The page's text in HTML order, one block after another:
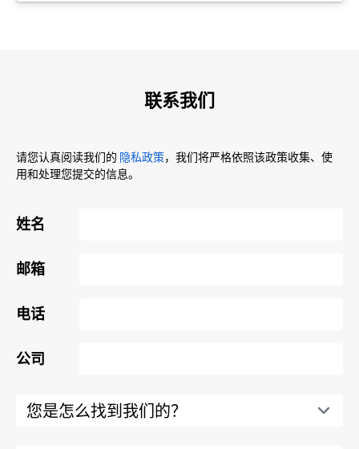
联系我们
请您认真阅读我们的 隐私政策，我们将严格依照该政策收集、使
用和处理您提交的信息。
姓名
邮箱
电话
公司